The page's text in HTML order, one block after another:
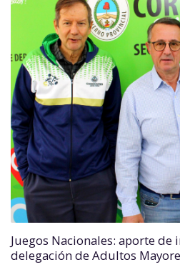
Juegos Nacionales: aporte
delegación de Adultos